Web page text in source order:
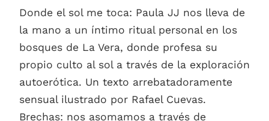
Donde el sol me toca: Paula JJ nos lleva de
la mano a un íntimo ritual personal en los
bosques de La Vera, donde profesa su
propio culto al sol a través de la exploración
autoerótica. Un texto arrebatadoramente
sensual ilustrado por Rafael Cuevas.
Brechas: nos asomamos a través de